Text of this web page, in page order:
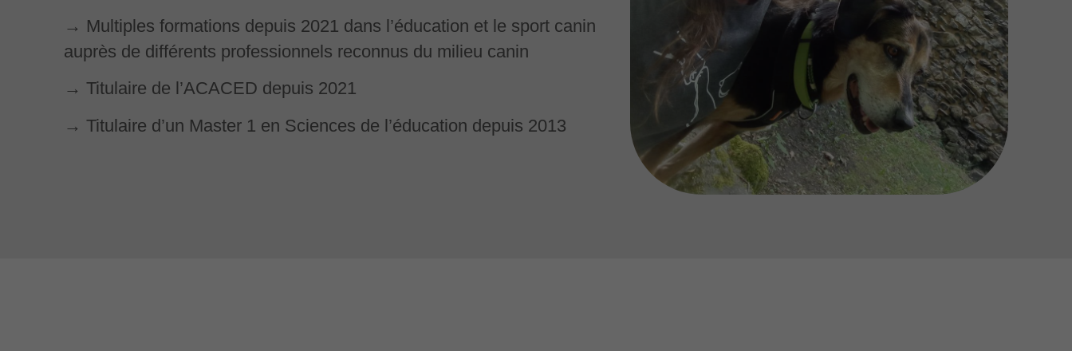
→ Multiples formations depuis 2021 dans l’éducation et le sport canin
auprès de différents professionnels reconnus du milieu canin
→ Titulaire de l’ACACED depuis 2021
→ Titulaire d’un Master 1 en Sciences de l’éducation depuis 2013